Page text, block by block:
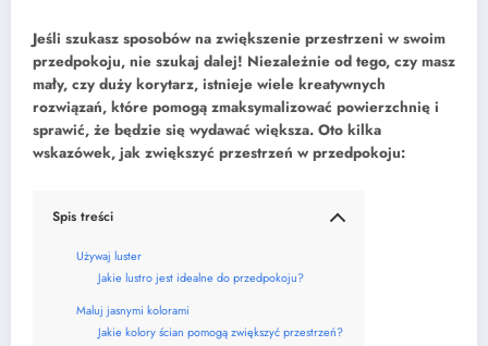
Jeśli szukasz sposobów na zwiększenie przestrzeni w swoim
przedpokoju, nie szukaj dalej! Niezależnie od tego, czy masz
mały, czy duży korytarz, istnieje wiele kreatywnych
rozwiązań, które pomogą zmaksymalizować powierzchnię i
sprawić, że będzie się wydawać większa. Oto kilka
wskazówek, jak zwiększyć przestrzeń w przedpokoju:
Spis treści
Używaj luster
Jakie lustro jest idealne do przedpokoju?
Maluj jasnymi kolorami
Jakie kolory ścian pomogą zwiększyć przestrzeń?